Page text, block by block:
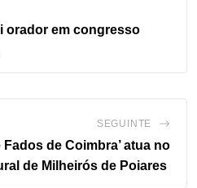
orador em congresso
SEGUINTE
Fados de Coimbra’ atua no
de Milheirós de Poiares